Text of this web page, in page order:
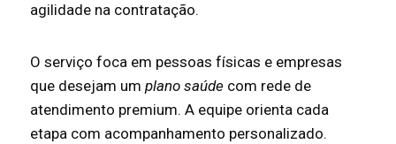
agilidade na contratação.
O serviço foca em pessoas físicas e empresas
que desejam um plano saúde com rede de
atendimento premium. A equipe orienta cada
etapa com acompanhamento personalizado.